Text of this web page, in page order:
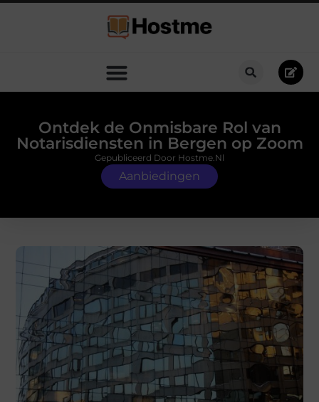
Ontdek de Onmisbare Rol van
Notarisdiensten in Bergen op Zoom
Aanbiedingen
Gepubliceerd Door Hostme.nl